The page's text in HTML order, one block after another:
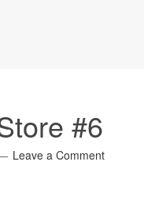
#6
Leave a Comment